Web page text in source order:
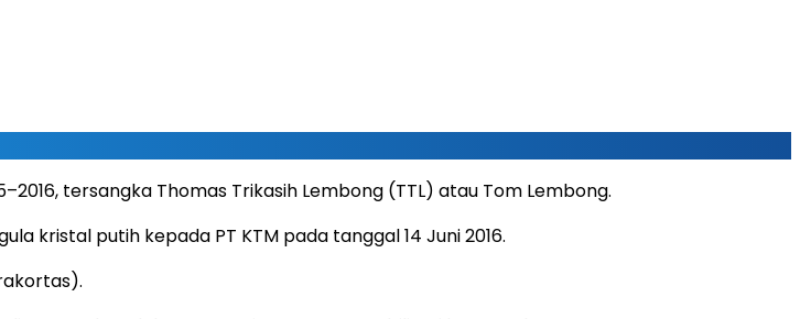
tersangka Thomas Trikasih Lembong (TTL) atau Tom Lembong.
kristal putih kepada PT KTM pada tanggal 14 Juni 2016.